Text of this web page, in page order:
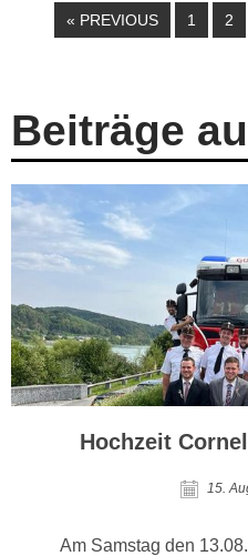
« PREVIOUS 1 2
Beiträge
Hochzeit
15.
Am Samstag den